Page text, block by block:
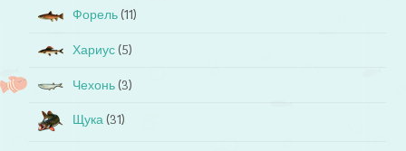
Форель (11)
Хариус (5)
Чехонь (3)
Щука (31)